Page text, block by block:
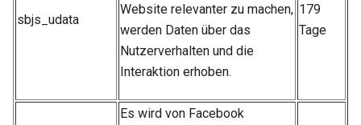
sbjs_udata
Website relevanter zu machen,
werden Daten über das
Nutzerverhalten und die
Interaktion erhoben.
179
Tage
Es wird von Facebook